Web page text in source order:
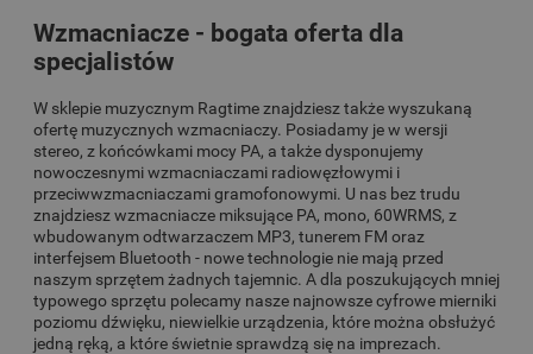
Wzmacniacze - bogata oferta dla
specjalistów
W sklepie muzycznym Ragtime znajdziesz także wyszukaną
ofertę muzycznych wzmacniaczy. Posiadamy je w wersji
stereo, z końcówkami mocy PA, a także dysponujemy
nowoczesnymi wzmacniaczami radiowęzłowymi i
przeciwwzmacniaczami gramofonowymi. U nas bez trudu
znajdziesz wzmacniacze miksujące PA, mono, 60WRMS, z
wbudowanym odtwarzaczem MP3, tunerem FM oraz
interfejsem Bluetooth - nowe technologie nie mają przed
naszym sprzętem żadnych tajemnic. A dla poszukujących mniej
typowego sprzętu polecamy nasze najnowsze cyfrowe mierniki
poziomu dźwięku, niewielkie urządzenia, które można obsłużyć
jedną ręką, a które świetnie sprawdzą się na imprezach.